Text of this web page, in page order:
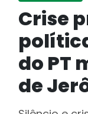
Crise
do PT
de